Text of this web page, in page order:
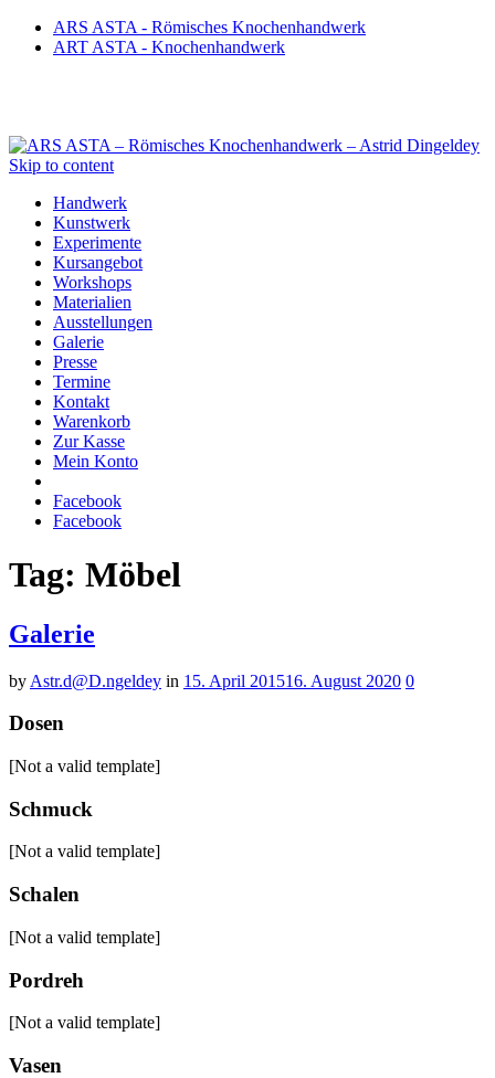
ARS ASTA - Römisches Knochenhandwerk
ART ASTA - Knochenhandwerk
Skip to content
Handwerk
Kunstwerk
Experimente
Kursangebot
Workshops
Materialien
Ausstellungen
Galerie
Presse
Termine
Kontakt
Warenkorb
Zur Kasse
Mein Konto
Facebook
Facebook
Tag: Möbel
Galerie
by Astr.d@D.ngeldey in 15. April 201516. August 2020 0
Dosen
[Not a valid template]
Schmuck
[Not a valid template]
Schalen
[Not a valid template]
Pordreh
[Not a valid template]
Vasen